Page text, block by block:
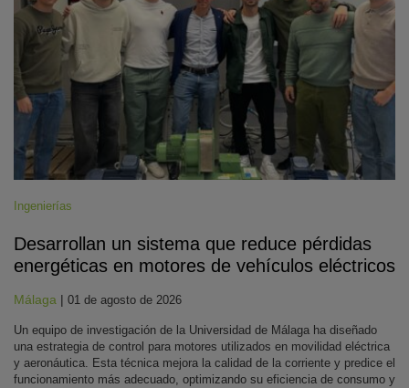
Ingenierías
Desarrollan un sistema que reduce pérdidas
energéticas en motores de vehículos eléctricos
Málaga | 01 de agosto de 2026
Un equipo de investigación de la Universidad de Málaga ha diseñado
una estrategia de control para motores utilizados en movilidad eléctrica
y aeronáutica. Esta técnica mejora la calidad de la corriente y predice el
funcionamiento más adecuado, optimizando su eficiencia de consumo y